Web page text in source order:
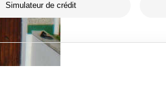
Simulateur de crédit